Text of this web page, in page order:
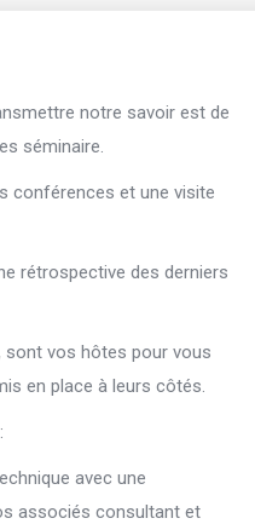
notre savoir est de
séminaire.
conférences et une visite
rétrospective des derniers
sont vos hôtes pour vous
en place à leurs côtés.
avec une
associés consultant et